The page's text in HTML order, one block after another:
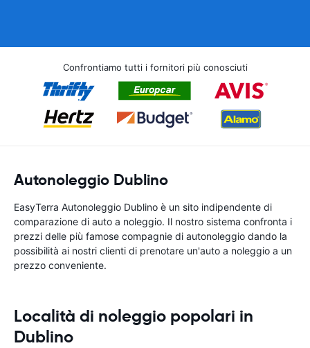
Confrontiamo tutti i fornitori più conosciuti
Autonoleggio Dublino
EasyTerra Autonoleggio Dublino è un sito indipendente di
comparazione di auto a noleggio. Il nostro sistema confronta i
prezzi delle più famose compagnie di autonoleggio dando la
possibilità ai nostri clienti di prenotare un'auto a noleggio a un
prezzo conveniente.
Località di noleggio popolari in
Dublino